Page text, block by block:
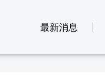
最新消息